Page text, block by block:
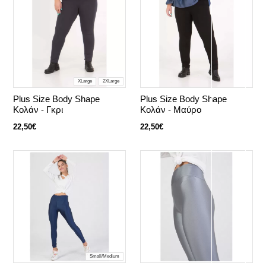
XLarge 2XLarge
Plus Size Body Shape
Κολάν - Γκρι
22,50€
Plus Size Body Shape
Κολάν - Mαύρο
22,50€
Small/Medium